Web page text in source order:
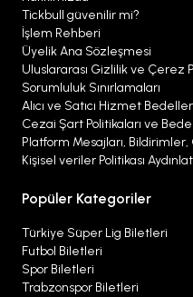
Tickbull güvenilir mi?
İşlem Rehberi
Üyelik Ana Sözleşmesi
Uluslararası Gizlilik ve Çerez
Sorumluluk Sınırlamaları
Alıcı ve Satıcı Hizmet
Cezai Şart Politikaları ve
Platform Mesajları, Bildirimler,
Kişisel veriler Politikası
Popüler Kategoriler
Türkiye Süper Lig Biletleri
Futbol Biletleri
Spor Biletleri
Trabzonspor Biletleri